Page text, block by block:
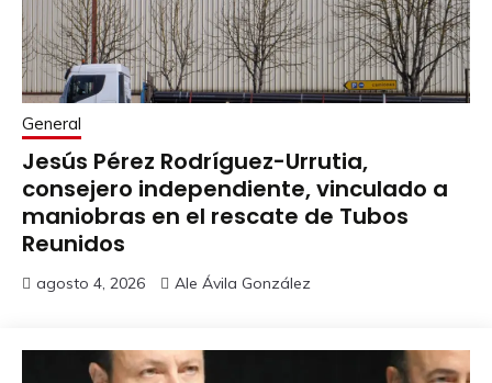
General
Jesús Pérez Rodríguez-Urrutia,
consejero independiente, vinculado a
maniobras en el rescate de Tubos
Reunidos
agosto 4, 2026 Ale Ávila González